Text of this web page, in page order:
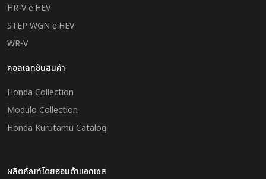
HR-V e:HEV
STEP WGN e:HEV
WR-V
คอลเลกชันสินค้า
Honda Collection
Modulo Collection
Honda Kurutamu Catalog
ผลิตภัณฑ์โดยฮอนด้าแอคเซส